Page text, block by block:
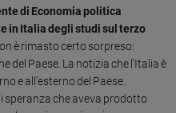
di Economia politica
in Italia degli studi sul terzo
è rimasto certo sorpreso:
del Paese. La notizia che l’Italia è
e all’esterno del Paese.
speranza che aveva prodotto